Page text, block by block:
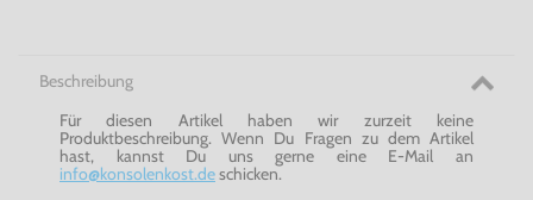
Beschreibung
Für diesen Artikel haben wir zurzeit keine
Produktbeschreibung. Wenn Du Fragen zu dem Artikel
hast, kannst Du uns gerne eine E-Mail an
info@konsolenkost.deschicken.